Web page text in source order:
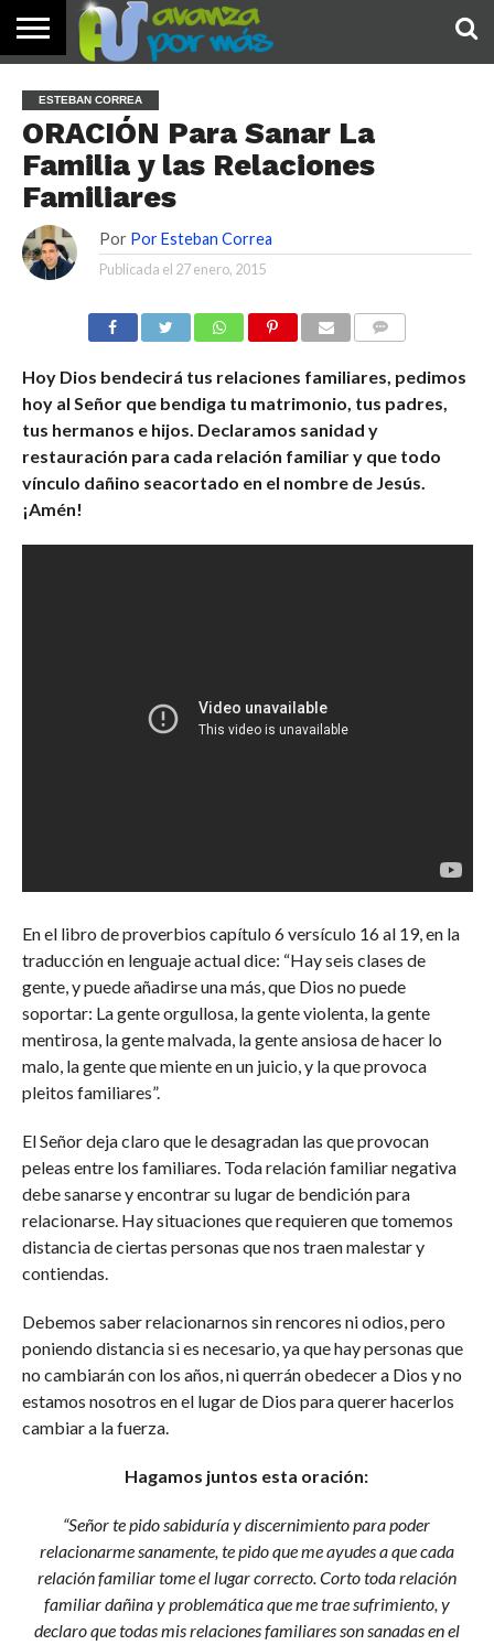
PALABRA
DE HOY
DEVOCIONALES
NOTICIAS
TESTIMONIOS
ORACIONES
SOBRE
NOSOTROS
IMÁGENES
ESTEBAN CORREA
ORACIÓN Para Sanar La
Familia y las Relaciones
Familiares
Por Por Esteban Correa
Publicada el 27 enero, 2015
Hoy Dios bendecirá tus relaciones familiares, pedimos
hoy al Señor que bendiga tu matrimonio, tus padres,
tus hermanos e hijos. Declaramos sanidad y
restauración para cada relación familiar y que todo
vínculo dañino seacortado en el nombre de Jesús.
¡Amén!
En el libro de proverbios capítulo 6 versículo 16 al 19, en la
traducción en lenguaje actual dice: “Hay seis clases de
gente, y puede añadirse una más, que Dios no puede
soportar: La gente orgullosa, la gente violenta, la gente
mentirosa, la gente malvada, la gente ansiosa de hacer lo
malo, la gente que miente en un juicio, y la que provoca
pleitos familiares”.
El Señor deja claro que le desagradan las que provocan
peleas entre los familiares. Toda relación familiar negativa
debe sanarse y encontrar su lugar de bendición para
relacionarse. Hay situaciones que requieren que tomemos
distancia de ciertas personas que nos traen malestar y
contiendas.
Debemos saber relacionarnos sin rencores ni odios, pero
poniendo distancia si es necesario, ya que hay personas que
no cambiarán con los años, ni querrán obedecer a Dios y no
estamos nosotros en el lugar de Dios para querer hacerlos
cambiar a la fuerza.
Hagamos juntos esta oración:
“Señor te pido sabiduría y discernimiento para poder
relacionarme sanamente, te pido que me ayudes a que cada
relación familiar tome el lugar correcto. Corto toda relación
familiar dañina y problemática que me trae sufrimiento, y
declaro que todas mis relaciones familiares son sanadas en el